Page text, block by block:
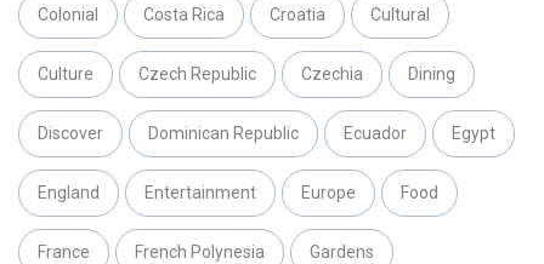
Colonial Costa Rica Croatia Cultural
Culture Czech Republic Czechia Dining
Discover Dominican Republic Ecuador Egypt
England Entertainment Europe Food
France French Polynesia Gardens